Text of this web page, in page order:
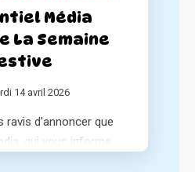
Média
La Semaine
14 avril 2026
ravis d'annoncer que
qui vous informe